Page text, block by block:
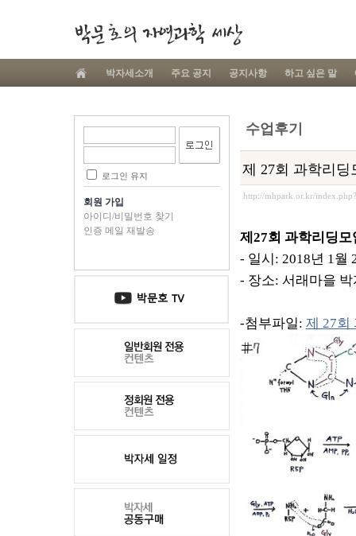
박자세소개 주요 공지 공지사항 하고 싶은 말
로그인 유지
회원 가입
아이디/비밀번호 찾기
인증 메일 재발송
수업후기
제 27회 과학리딩
http://mhpark.or.kr/
제27회 과학리딩모
- 일시: 2018년 1월
- 장소: 서래마을
-첨부파일: 제 27회